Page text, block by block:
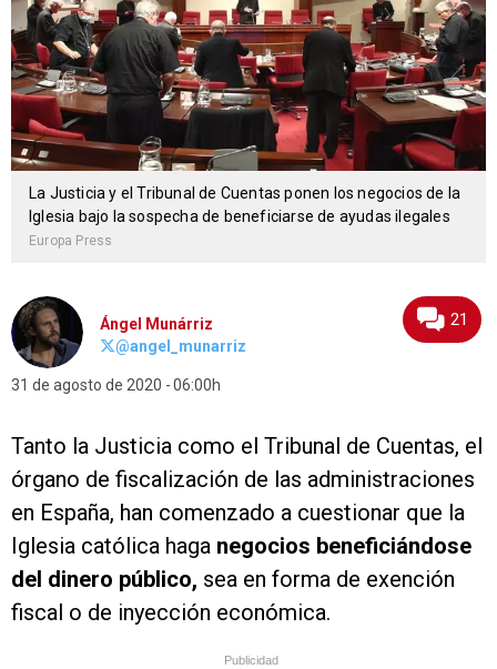
La Justicia y el Tribunal de Cuentas ponen los negocios de la
Iglesia bajo la sospecha de beneficiarse de ayudas ilegales
Europa Press
Ángel Munárriz
@angel_munarriz
31 de agosto de 2020 06:00h
21
Tanto la Justicia como el Tribunal de Cuentas, el
órgano de fiscalización de las administraciones
en España, han comenzado a cuestionar que la
Iglesia católica haga negocios beneficiándose
del dinero público, sea en forma de exención
fiscal o de inyección económica.
Publicidad